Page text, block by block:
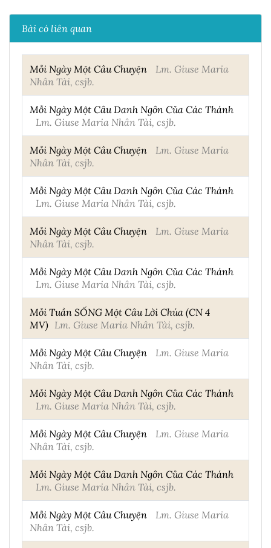
Bài có liên quan
Mỗi Ngày Một Câu Chuyện
Lm. Giuse Maria
Nhân Tài, csjb.
Mỗi Ngày Một Câu Danh Ngôn Của Các Thánh
Lm. Giuse Maria Nhân Tài, csjb.
Mỗi Ngày Một Câu Chuyện
Lm. Giuse Maria
Nhân Tài, csjb.
Mỗi Ngày Một Câu Danh Ngôn Của Các Thánh
Lm. Giuse Maria Nhân Tài, csjb.
Mỗi Ngày Một Câu Chuyện
Lm. Giuse Maria
Nhân Tài, csjb.
Mỗi Ngày Một Câu Danh Ngôn Của Các Thánh
Lm. Giuse Maria Nhân Tài, csjb.
Mỗi Tuần SỐNG Một Câu Lời Chúa (CN 4
MV) Lm. Giuse Maria Nhân Tài, csjb.
Mỗi Ngày Một Câu Chuyện
Lm. Giuse Maria
Nhân Tài, csjb.
Mỗi Ngày Một Câu Danh Ngôn Của Các Thánh
Lm. Giuse Maria Nhân Tài, csjb.
Mỗi Ngày Một Câu Chuyện
Lm. Giuse Maria
Nhân Tài, csjb.
Mỗi Ngày Một Câu Danh Ngôn Của Các Thánh
Lm. Giuse Maria Nhân Tài, csjb.
Mỗi Ngày Một Câu Chuyện
Lm. Giuse Maria
Nhân Tài, csjb.